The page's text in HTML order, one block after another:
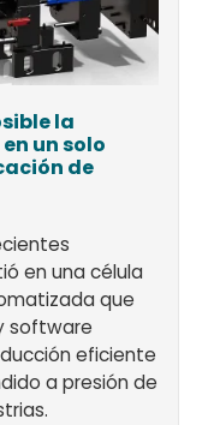
la
un solo
de
en una célula
que
software
eficiente
a presión de